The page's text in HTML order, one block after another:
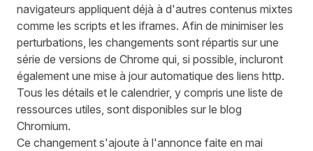
navigateurs appliquent déjà à d'autres contenus mixtes
comme les scripts et les iframes. Afin de minimiser les
perturbations, les changements sont répartis sur une
série de versions de Chrome qui, si possible, incluront
également une mise à jour automatique des liens http.
Tous les détails et le calendrier, y compris une liste de
ressources utiles, sont disponibles sur le blog
Chromium.
Ce changement s'ajoute à l'annonce faite en mai